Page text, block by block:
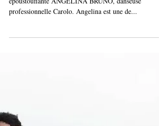
Ce soir, je voudrais vous faire découvrir une artiste